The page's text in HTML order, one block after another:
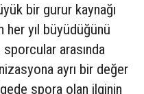
bir gurur kaynağı
yıl büyüdüğünü
arasında
ayrı bir değer
spora olan ilginin